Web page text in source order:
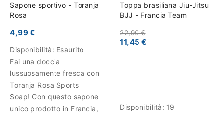
Sapone sportivo - Toranja
Rosa
4,99 €
Disponibilità: Esaurito
Fai una doccia
lussuosamente fresca con
Toranja Rosa Sports
Soap! Con questo sapone
unico prodotto in Francia,
Toppa brasiliana Jiu-Jitsu
BJJ - Francia Team
22,90 €
11,45 €
Disponibilità: 19